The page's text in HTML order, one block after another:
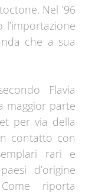
Nel ’96
che a sua
Flavia
maggior parte
per via della
contatto con
rari e
d’origine
riporta